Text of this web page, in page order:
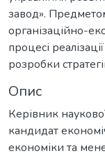
завод».
організаційно-
процесі
розробки
Опис
Керівник
кандидат
економіки та